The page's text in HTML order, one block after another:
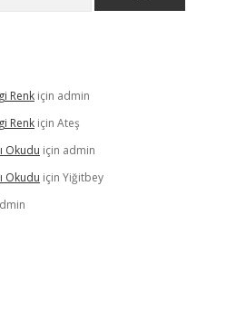
Renk için admin
Renk için Ateş
Okudu için admin
Okudu için Yiğitbey